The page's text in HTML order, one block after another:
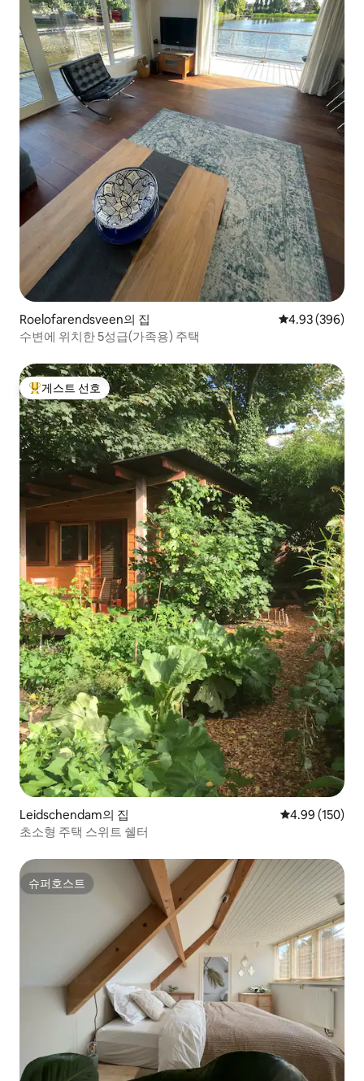
Roelofarendsveen의 집 평점 4.93점(5
4.93 (396)
수변에 위치한 5성급(가족용) 주택
상위 게스트 선호
게스트 선호
Leidschendam의 집 평점 4.99점(5
4.99 (150)
초소형 주택 스위트 쉘터
슈퍼호스트
슈퍼호스트